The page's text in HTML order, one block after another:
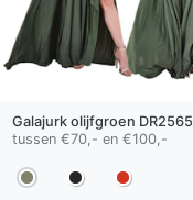
Galajurk olijfgroen DR2565
tussen €70,- en €100,-